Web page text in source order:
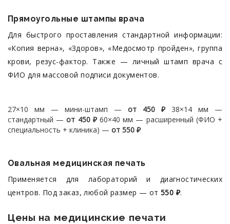
Прямоугольные штампы врача
Для быстрого проставления стандартной информации:
«Копия верна», «Здоров», «Медосмотр пройден», группа
крови, резус-фактор. Также — личный штамп врача с
ФИО для массовой подписи документов.
27×10 мм — мини-штамп — от 450 ₽
38×14 мм —
стандартный —от 450 ₽ 60×40 мм — расширенный (ФИО +
специальность + клиника) — от 550 ₽
Овальная медицинская печать
Применяется для лабораторий и диагностических
центров. Под заказ, любой размер — от 550 ₽.
Цены на медицинские печати